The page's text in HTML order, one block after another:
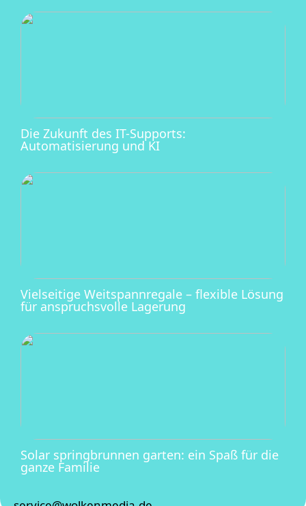
Die Zukunft des IT-Supports:
Automatisierung und KI
Vielseitige Weitspannregale – flexible Lösung
für anspruchsvolle Lagerung
Solar springbrunnen garten: ein Spaß für die
ganze Familie